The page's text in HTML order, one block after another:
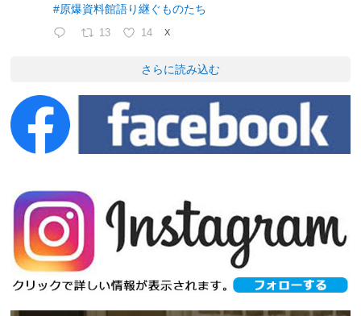
#原爆資料館語り継ぐものたち
13 14 X
さらに読み込む